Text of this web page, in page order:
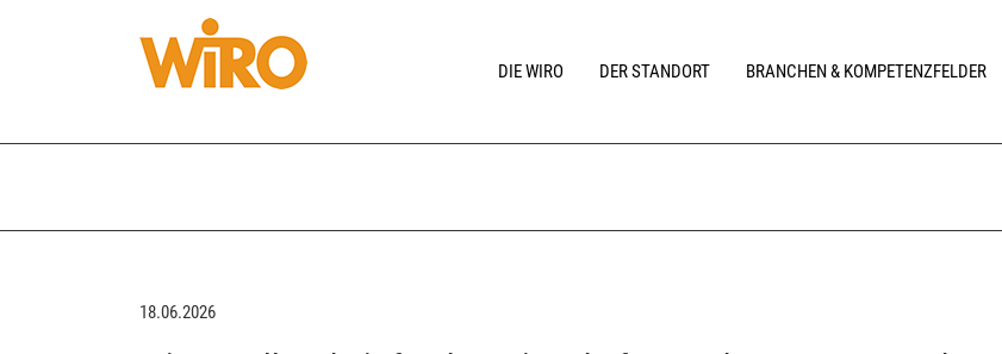
DIE WIRO DER STANDORT BRANCHEN & KOMPETENZFELDER
18.06.2026